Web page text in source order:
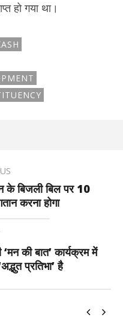
हो गया था।
के बिजली बिल पर 10
करना होगा
की बात’ कार्यक्रम में
प्रतिभा’ है